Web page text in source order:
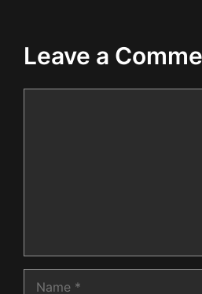
Leave a